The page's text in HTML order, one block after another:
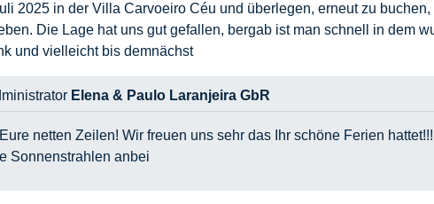
2025 in der Villa Carvoeiro Céu und überlegen, erneut zu
Die Lage hat uns gut gefallen, bergab ist man schnell in dem
und vielleicht bis demnächst
Elena & Paulo Laranjeira GbR
netten Zeilen! Wir freuen uns sehr das Ihr schöne Ferien
Sonnenstrahlen anbei